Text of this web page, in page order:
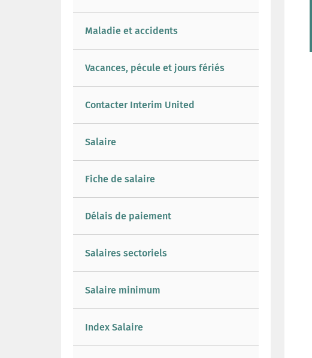
Maladie et accidents
Vacances, pécule et jours fériés
Contacter Interim United
Salaire
Fiche de salaire
Délais de paiement
Salaires sectoriels
Salaire minimum
Index Salaire